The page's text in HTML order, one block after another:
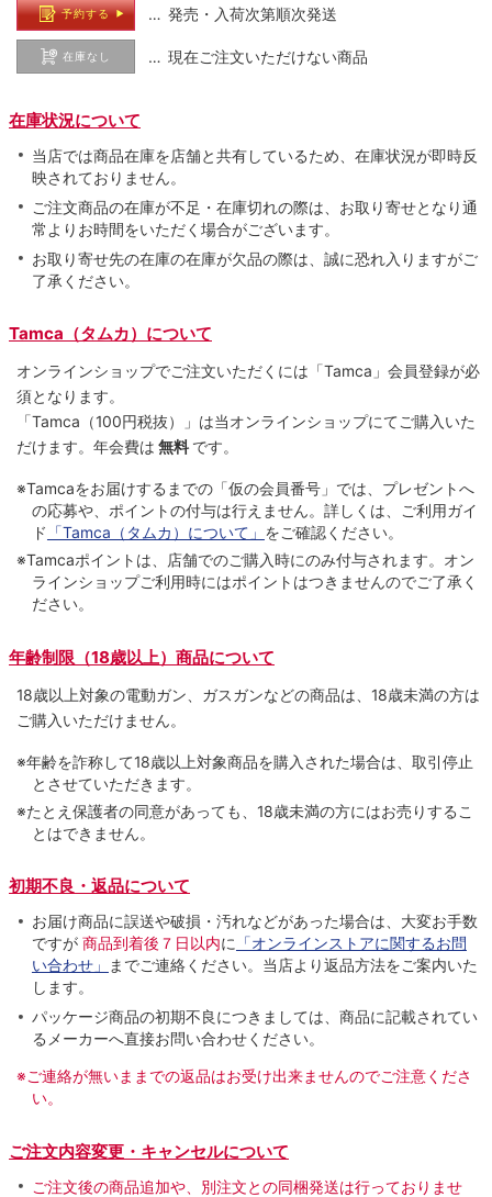
予約する … 発売・入荷次第順次発送
在庫なし … 現在ご注文いただけない商品
在庫状況について
当店では商品在庫を店舗と共有しているため、在庫状況が即時反
映されておりません。
ご注文商品の在庫が不足・在庫切れの際は、お取り寄せとなり通
常よりお時間をいただく場合がございます。
お取り寄せ先の在庫の在庫が欠品の際は、誠に恐れ入りますがご
了承ください。
Tamca（タムカ）について
オンラインショップでご注⽂いただくには「Tamca」会員登録が必
須となります。
「Tamca （100円税抜）
」は当オンラインショップにてご購⼊いた
だけます。 年会費は 無料 です。
※Tamcaをお届けするまでの「仮の会員番号」では、プレゼントへ
の応募や、ポイントの付与は⾏えません。詳しくは、ご利⽤ガイ
ド 「Tamca（タムカ）について」 をご確認ください。
※Tamcaポイントは、店舗でのご購⼊時にのみ付与されます。オン
ラインショップご利用時にはポイントはつきませんのでご了承く
ださい。
年齢制限（18歳以上）商品について
18歳以上対象の電動ガン、ガスガンなどの商品は、18歳未満の方は
ご購入いただけません。
※年齢を詐称して18歳以上対象商品を購入された場合は、取引停止
とさせていただきます。
※たとえ保護者の同意があっても、18歳未満の方にはお売りするこ
とはできません。
初期不良・返品について
お届け商品に誤送や破損・汚れなどがあった場合は、大変お手数
ですが 商品到着後７日以内に 「オンラインストアに関するお問
い合わせ」 までご連絡ください。当店より返品方法をご案内いた
します。
パッケージ商品の初期不良につきましては、商品に記載されてい
るメーカーへ直接お問い合わせください。
※ご連絡が無いままでの返品はお受け出来ませんのでご注意くださ
い。
ご注文内容変更・キャンセルについて
ご注文後の商品追加や、別注文との同梱発送は行っておりませ